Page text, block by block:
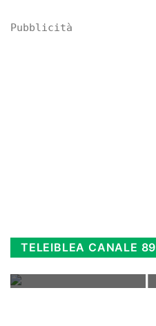
Pubblicità
TELEIBLEA CANALE 89